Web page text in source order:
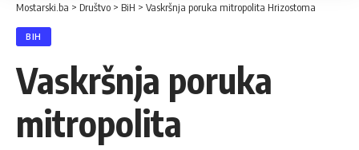
Mostarski.ba > Društvo > BiH > Vaskršnja poruka mitropolita Hrizostoma
BIH
Vaskršnja poruka
mitropolita